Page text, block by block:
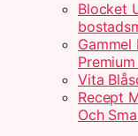
Blocket
Gammel
Vita
Recept
Och